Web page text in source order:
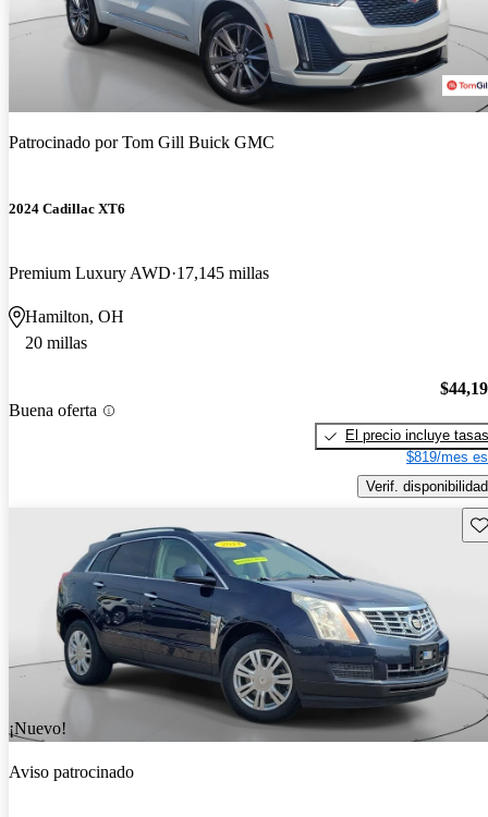
Patrocinado porTom Gill Buick GMC
2024 Cadillac XT6
Premium Luxury AWD 17,145 millas
Hamilton, OH
20 millas
Buena oferta
El precio incluye tasas
$819/mes
Verif. disponibilidad
¡Nuevo!
Aviso patrocinado